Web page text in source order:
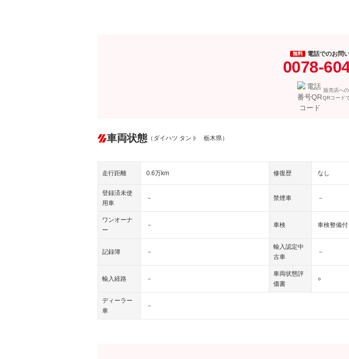
無料 電話でのお問
0078-
販売店へ
QRコード
車両状態 （ダイハツ タント 栃木県）
走行距離 0.6万km 修復歴 なし
登録済未使
用車
－ 禁煙車 －
ワンオーナ
ー
－ 車検 車検整備付
記録簿 －
輸入認定中
古車
－
輸入経路 －
車両状態評
価書
○
ディーラー
車
－